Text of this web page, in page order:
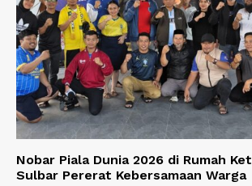
Nobar Piala Dunia 2026 di Rumah
Sulbar Pererat Kebersamaan Warga